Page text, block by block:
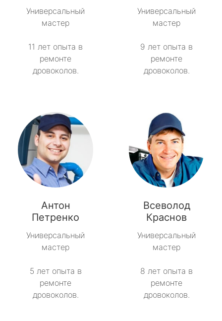
Универсальный
мастер
11 лет опыта в
ремонте
дровоколов.
Универсальный
мастер
9 лет опыта в
ремонте
дровоколов.
Антон
Петренко
Универсальный
мастер
5 лет опыта в
ремонте
дровоколов.
Всеволод
Краснов
Универсальный
мастер
8 лет опыта в
ремонте
дровоколов.